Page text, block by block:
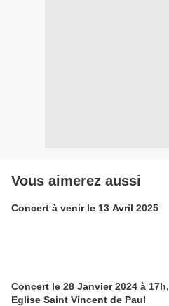
Vous aimerez aussi
Concert à venir le 13 Avril 2025
Concert le 28 Janvier 2024 à 17h,
Eglise Saint Vincent de Paul